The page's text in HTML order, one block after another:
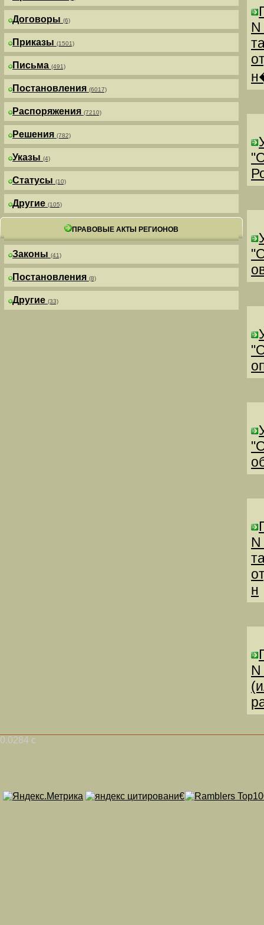
Договоры (6)
Приказы (1501)
Письма (491)
Постановления (6017)
Распоряжения (7210)
Решения (782)
Указы (4)
Статусы (10)
Другие (105)
ПРАВОВЫЕ АКТЫ РЕГИОНОВ
Законы (41)
Постановления (8)
Другие (33)
н
0.0284 с